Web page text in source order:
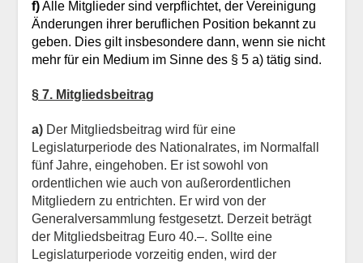
f)Alle Mitglieder sind verpflichtet, der Vereinigung
Änderungen ihrer beruflichen Position bekannt zu
geben. Dies gilt insbesondere dann, wenn sie nicht
mehr für ein Medium im Sinne des § 5 a) tätig sind.
§ 7. Mitgliedsbeitrag
a)Der Mitgliedsbeitrag wird für eine
Legislaturperiode des Nationalrates, im Normalfall
fünf Jahre, eingehoben. Er ist sowohl von
ordentlichen wie auch von außerordentlichen
Mitgliedern zu entrichten. Er wird von der
Generalversammlung festgesetzt. Derzeit beträgt
der Mitgliedsbeitrag Euro 40.–. Sollte eine
Legislaturperiode vorzeitig enden, wird der